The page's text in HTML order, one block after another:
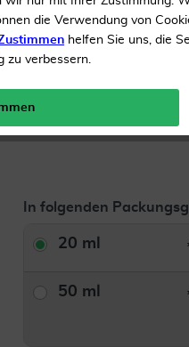
Inhalt20 ml Tropfen
Gratis Versand ab 19 €
In folgenden
20 ml
50 ml
die Verwendung von
helfen Sie uns, die
zu verbessern.